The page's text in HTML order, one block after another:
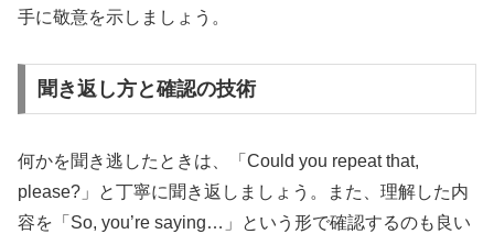
手に敬意を示しましょう。
聞き返し方と確認の技術
何かを聞き逃したときは、「Could you repeat that,
please?」と丁寧に聞き返しましょう。また、理解した内
容を「So, you’re saying…」という形で確認するのも良い